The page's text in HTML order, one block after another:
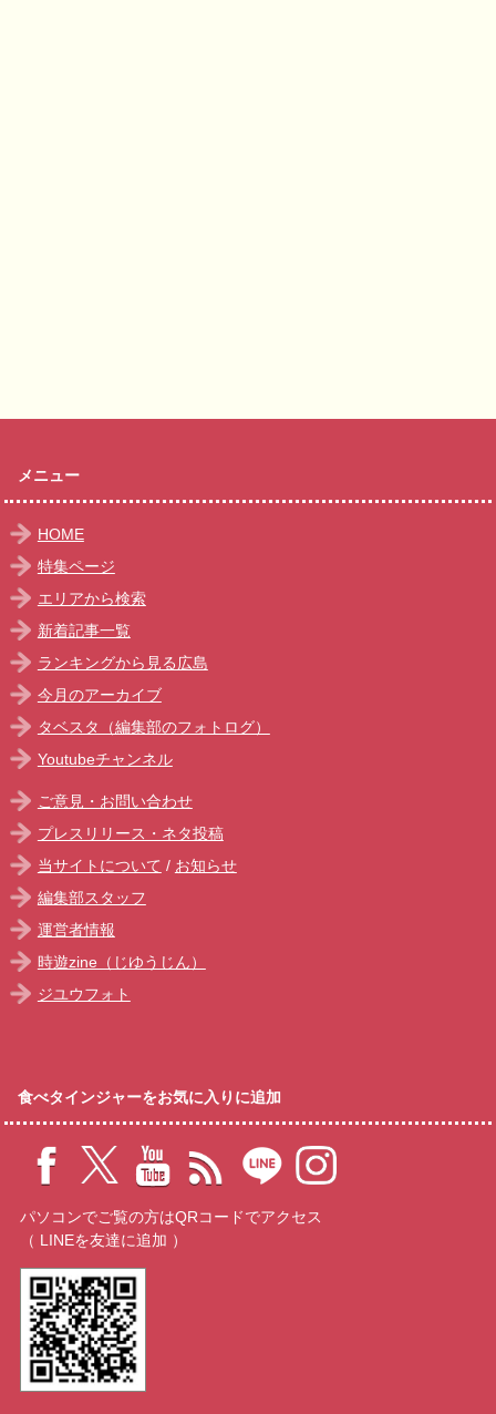
メニュー
HOME
特集ページ
エリアから検索
新着記事一覧
ランキングから見る広島
今月のアーカイブ
タベスタ（編集部のフォトログ）
Youtubeチャンネル
ご意見・お問い合わせ
プレスリリース・ネタ投稿
当サイトについて / お知らせ
編集部スタッフ
運営者情報
時遊zine（じゆうじん）
ジユウフォト
食べタインジャーをお気に入りに追加
パソコンでご覧の方はQRコードでアクセス
（ LINEを友達に追加 ）